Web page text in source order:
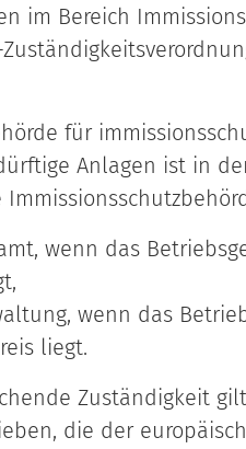
im Bereich
für
Anlagen ist in
wenn das
wenn das
liegt.
Zuständigkeit
die der